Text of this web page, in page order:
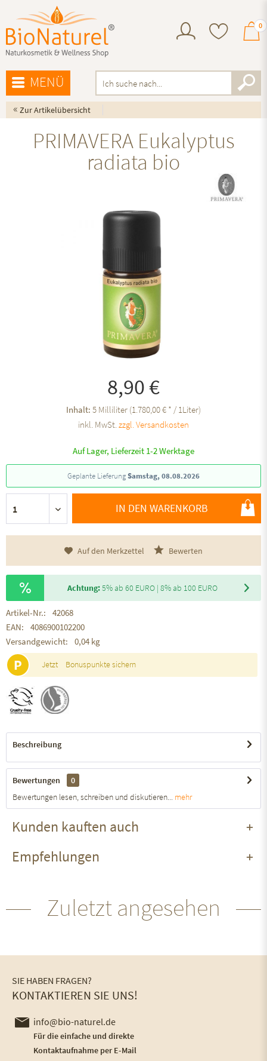
0
MENÜ
« Zur Artikelübersicht
PRIMAVERA Eukalyptus
radiata bio
8,90 €
Inhalt: 5 Milliliter (1.780,00 € * / 1Liter)
inkl. MwSt.zzgl. Versandkosten
Auf Lager, Lieferzeit 1-2 Werktage
Geplante LieferungSamstag, 08.08.2026
IN DEN WARENKORB
Auf den Merkzettel Bewerten
Achtung:5% ab 60 EURO | 8% ab 100 EURO
Artikel-Nr.:
42068
EAN:
4086900102200
Versandgewicht:
0,04 kg
P Jetzt Bonuspunkte sichern
Beschreibung
Bewertungen
0
Bewertungen lesen, schreiben und diskutieren... mehr
Kunden kauften auch
Empfehlungen
Zuletzt angesehen
SIE HABEN FRAGEN?
KONTAKTIEREN SIE UNS!
info@bio-naturel.de
Für die einfache und direkte
Kontaktaufnahme per E-Mail